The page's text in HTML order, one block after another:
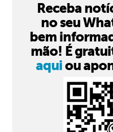
Receba
no seu
bem
mão! É
aquiou